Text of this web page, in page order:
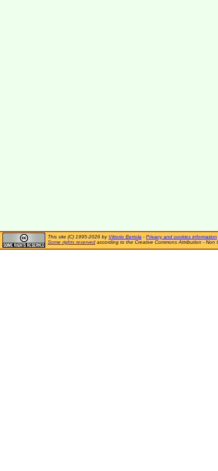
This site (C) 1995-2026 by Vittorio Bertola - Privacy and cookies information
Some rights reserved according to the Creative Commons Attribution - Non